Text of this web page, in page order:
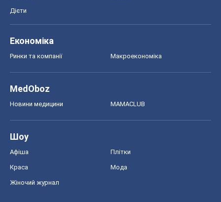
Дієти
Економіка
Ринки та компанії Макроекономіка
MedOboz
Новини медицини MAMACLUB
Шоу
Афіша Плітки
Краса Мода
Жіночий журнал